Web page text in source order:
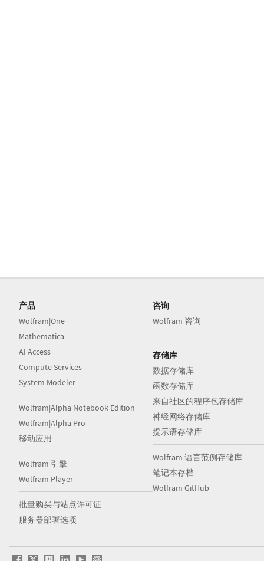
产品
Wolfram|One
Mathematica
AI Access
Compute Services
System Modeler
Wolfram|Alpha Notebook Edition
Wolfram|Alpha Pro
移动应用
Wolfram 引擎
Wolfram Player
批量购买与站点许可证
服务器部署选项
咨询
Wolfram 咨询
存储库
数据存储库
函数存储库
来自社区的程序包存储库
神经网络存储库
提示语存储库
Wolfram 语言范例存储库
笔记本存档
Wolfram GitHub